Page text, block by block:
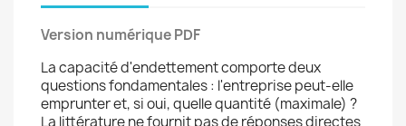
Version numérique PDF
La capacité d'endettement comporte deux
questions fondamentales : l'entreprise peut-elle
emprunter et, si oui, quelle quantité (maximale) ?
La littérature ne fournit pas de réponses directes